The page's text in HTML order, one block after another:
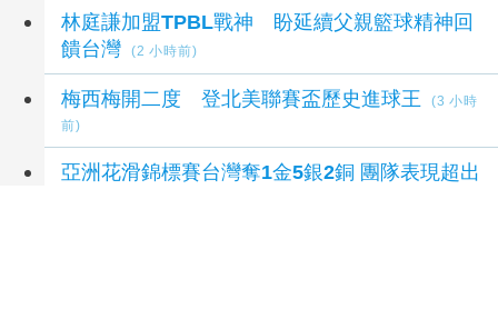
林庭謙加盟TPBL戰神 盼延續父親籃球精神回
饋台灣
(2 小時前)
梅西梅開二度 登北美聯賽盃歷史進球王
(3 小時
前)
亞洲花滑錦標賽台灣奪1金5銀2銅 團隊表現超出